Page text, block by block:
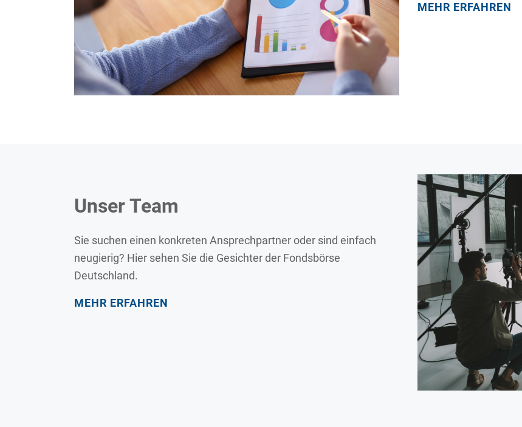
MEHR ERFAHREN
Unser Team
Sie suchen einen konkreten Ansprechpartner oder sind einfach
neugierig? Hier sehen Sie die Gesichter der Fondsbörse
Deutschland.
MEHR ERFAHREN